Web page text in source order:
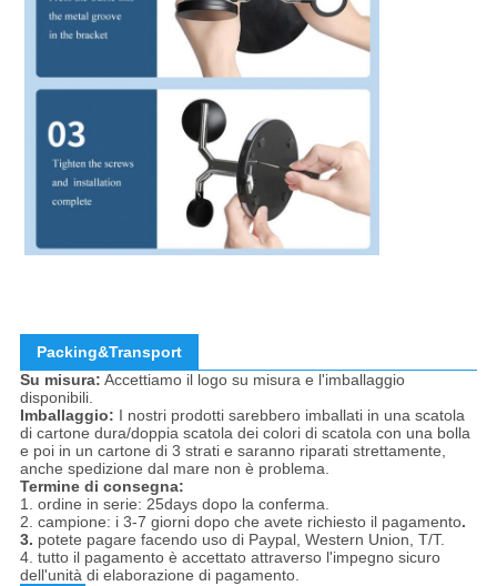
Packing&Transport
Su misura: Accettiamo il logo su misura e l'imballaggio
disponibili.
Imballaggio: I nostri prodotti sarebbero imballati in una scatola
di cartone dura/doppia scatola dei colori di scatola con una bolla
e poi in un cartone di 3 strati e saranno riparati strettamente,
anche spedizione dal mare non è problema.
Termine di consegna:
1. ordine in serie: 25days dopo la conferma.
2. campione: i 3-7 giorni dopo che avete richiesto il pagamento.
3. potete pagare facendo uso di Paypal, Western Union, T/T.
4. tutto il pagamento è accettato attraverso l'impegno sicuro
dell'unità di elaborazione di pagamento.